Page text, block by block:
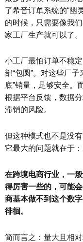
了希音订单系统的“幽
的时候，只需要像我
家工厂生产就可以了。
小工厂最怕订单不稳
部“包圆”。对这些厂
底”销量，足够安全。
根据平台反馈，数据
滞销的风险。
但这种模式也不是没
它最大的问题就在于
在跨境电商行业，一
得厉害一些的，可能
商基本做不到这个数
徘徊。
简而言之：量大且相